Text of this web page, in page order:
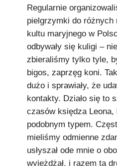
Regularnie
pielgrzymki do różnych
kultu maryjnego w
odbywały się kuligi –
zbieraliśmy tylko tyle,
bigos, zaprzęg koni.
dużo i sprawiały, że
kontakty. Działo się to
czasów księdza Leona,
podobnym typem.
mieliśmy odmienne
usłyszał ode mnie o
wyjeżdżał, i razem tą